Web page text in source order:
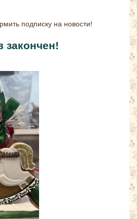
подписку на новости!
закончен!